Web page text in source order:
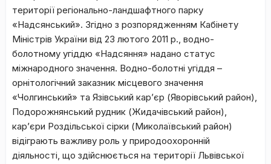
території регіонально-ландшафтного парку
«Надсянський». Згідно з розпорядженням Кабінету
Міністрів України від 23 лютого 2011 р., водно-
болотному угіддю «Надсяння» надано статус
міжнародного значення. Водно-болотні угіддя –
орнітологічний заказник місцевого значення
«Чолгинський» та Язівський кар’єр (Яворівський район),
Подорожнянський рудник (Жидачівський район),
кар’єри Роздільської сірки (Миколаївський район)
відіграють важливу роль у природоохоронній
діяльності, що здійснюється на території Львівської